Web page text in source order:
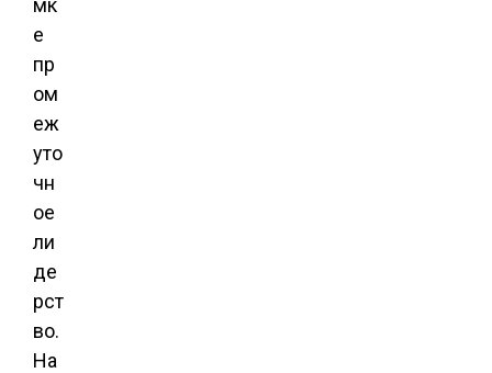
мк
е
пр
ом
еж
уто
чн
ое
ли
де
рст
во.
На